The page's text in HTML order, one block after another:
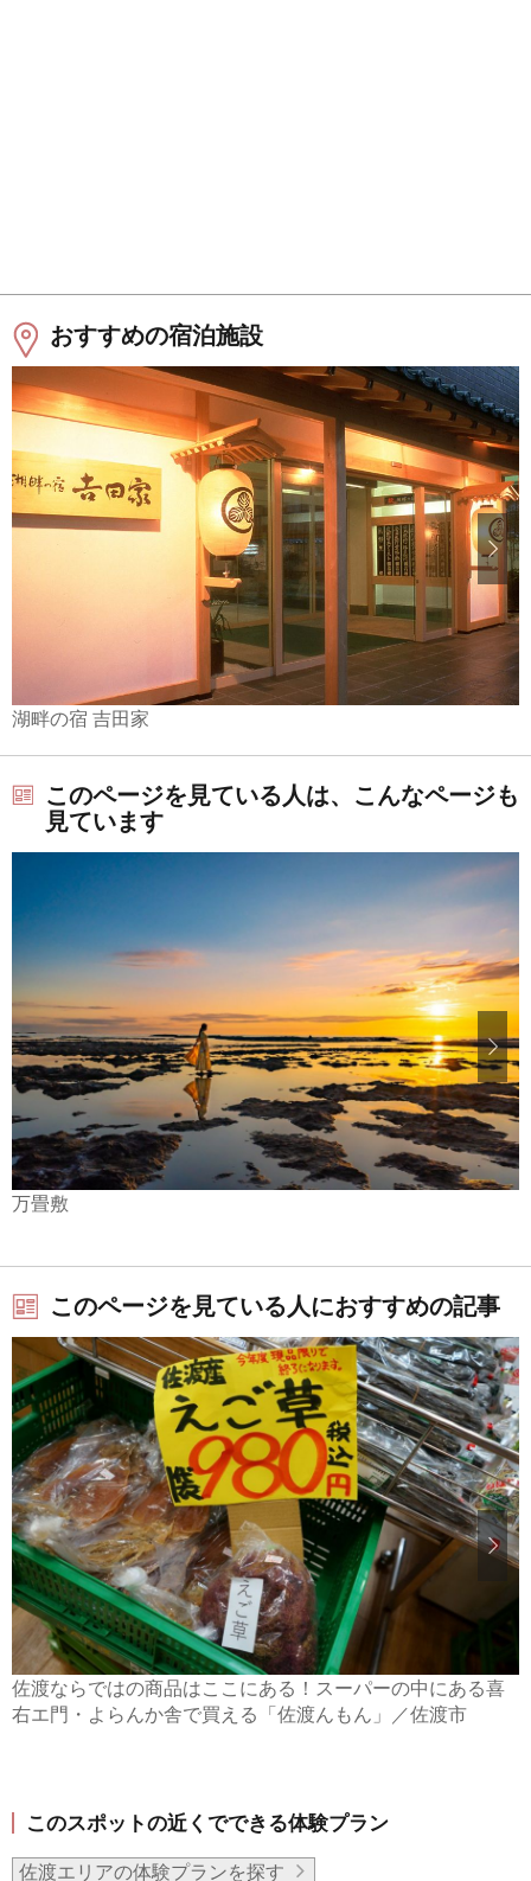
おすすめの宿泊施設
湖畔の宿 吉田家
このページを見ている人は、こんなページも
見ています
万畳敷
このページを見ている人におすすめの記事
佐渡ならではの商品はここにある！スーパーの中にある喜
右エ門・よらんか舎で買える「佐渡んもん」／佐渡市
このスポットの近くでできる体験プラン
佐渡エリアの体験プランを探す